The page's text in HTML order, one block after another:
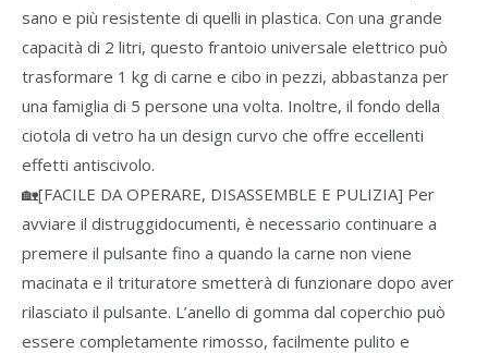
sano e più resistente di quelli in plastica. Con una grande
capacità di 2 litri, questo frantoio universale elettrico può
trasformare 1 kg di carne e cibo in pezzi, abbastanza per
una famiglia di 5 persone una volta. Inoltre, il fondo della
ciotola di vetro ha un design curvo che offre eccellenti
effetti antiscivolo.
🏡[FACILE DA OPERARE, DISASSEMBLE E PULIZIA] Per
avviare il distruggidocumenti, è necessario continuare a
premere il pulsante fino a quando la carne non viene
macinata e il trituratore smetterà di funzionare dopo aver
rilasciato il pulsante. L’anello di gomma dal coperchio può
essere completamente rimosso, facilmente pulito e